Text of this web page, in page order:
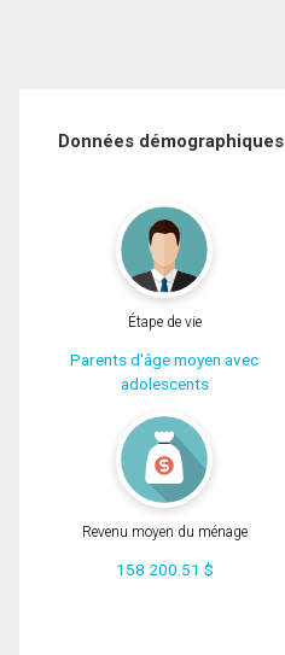
Données démographiques
Étape de vie
Parents d'âge moyen avec
adolescents
Revenu moyen du ménage
158 200.51 $